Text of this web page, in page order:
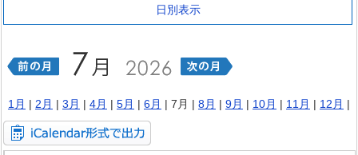
日別表示
1月 | 2月 | 3月 | 4月 | 5月 | 6月 | 7月 | 8月 | 9月 | 10月 | 11月 | 12月 |